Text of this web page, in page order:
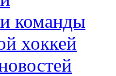
команды
хоккей